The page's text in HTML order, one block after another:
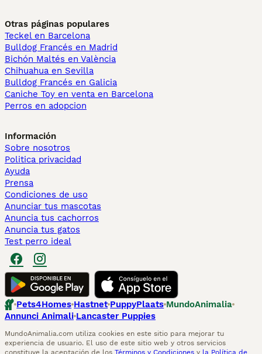
Otras páginas populares
Teckel en Barcelona
Bulldog Francés en Madrid
Bichón Maltés en València
Chihuahua en Sevilla
Bulldog Francés en Galicia
Caniche Toy en venta en Barcelona
Perros en adopcion
Información
Sobre nosotros
Politica privacidad
Ayuda
Prensa
Condiciones de uso
Anunciar tus mascotas
Anuncia tus cachorros
Anuncia tus gatos
Test perro ideal
Pets4Homes Hastnet PuppyPlaats MundoAnimalia
Annunci Animali Lancaster Puppies
MundoAnimalia.com utiliza cookies en este sitio para mejorar tu
experiencia de usuario. El uso de este sitio web y otros servicios